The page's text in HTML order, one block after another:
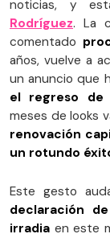
noticias, y
Rodríguez. La
comentado
años, vuelve a
un anuncio que
el regreso de
meses de looks
renovación
un rotundo
Este gesto
declaración
irradia en este